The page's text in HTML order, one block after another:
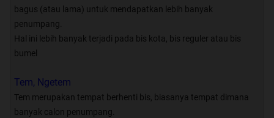
Quote:
silahkan baca2 dulu yang ini..
: BIMAKUS Independent Bus Lovers
bagus (atau lama) untuk mendapatkan lebih banyak
penumpang.
Hal ini lebih banyak terjadi pada bis kota, bis reguler atau bis
bumel
Tem, Ngetem
Tem merupakan tempat berhenti bis, biasanya tempat dimana
banyak calon penumpang.